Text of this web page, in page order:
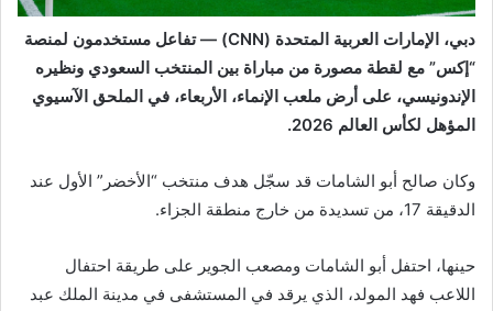
دبي، الإمارات العربية المتحدة (CNN) — تفاعل مستخدمون لمنصة
“إكس” مع لقطة مصورة من مباراة بين المنتخب السعودي ونظيره
الإندونيسي، على أرض ملعب الإنماء، الأربعاء، في الملحق الآسيوي
المؤهل لكأس العالم 2026.
وكان صالح أبو الشامات قد سجّل هدف منتخب “الأخضر” الأول عند
الدقيقة 17، من تسديدة من خارج منطقة الجزاء.
حينها، احتفل أبو الشامات ومصعب الجوير على طريقة احتفال
اللاعب فهد المولد، الذي يرقد في المستشفى في مدينة الملك عبد